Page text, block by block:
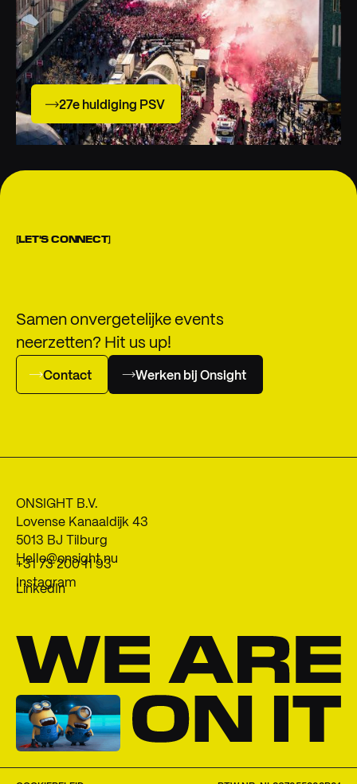
27e huldiging PSV
[LET'S CONNECT]
Samen onvergetelijke events
neerzetten? Hit us up!
Contact Werken bij Onsight
We
are
on
it
ONSIGHT B.V.
Lovense Kanaaldijk 43
5013 BJ Tilburg
Hello@onsight.nu
+31 73 200 11 93
Instagram
LinkedIn